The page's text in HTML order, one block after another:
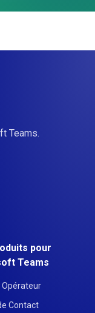
Teams.
pour
Teams
Opérateur
Contact